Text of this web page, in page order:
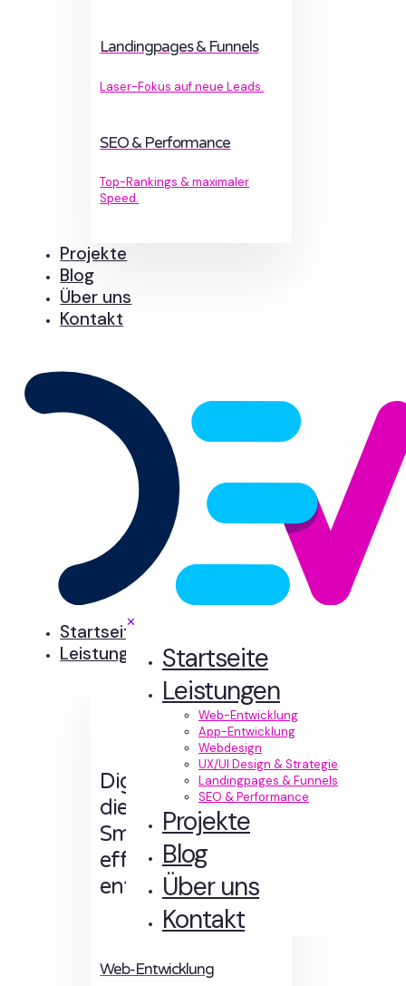
Landingpages & Funnels
Laser-Fokus auf neue Leads.
SEO & Performance
Top-Rankings & maximaler
Speed.
Projekte
Blog
Über uns
Kontakt
✕
Startseite
Leistungen
Web-Entwicklung
App-Entwicklung
Webdesign
UX/UI Design & Strategie
Landingpages & Funnels
SEO & Performance
Projekte
Blog
Über uns
Kontakt
Startseite
Leistungen
Digitale Erlebnisse,
die Sinn machen.
Smart designt und
effizient
entwickelt.
Web-Entwicklung